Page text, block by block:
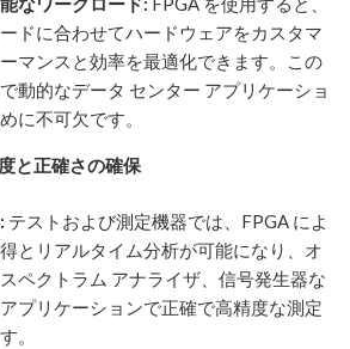
ドに合わせてハードウェアをカスタマ
マンスと効率を最適化できます。この
動的なデータ センター アプリケーショ
に不可欠です。
と正確さの確保
テストおよび測定機器では、FPGA によ
とリアルタイム分析が可能になり、オ
ペクトラム アナライザ、信号発生器な
プリケーションで正確で高精度な測定
。